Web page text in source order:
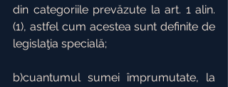
din categoriile prevăzute la art. 1 alin.
(1), astfel cum acestea sunt definite de
legislaţia specială;
b)cuantumul sumei împrumutate, la